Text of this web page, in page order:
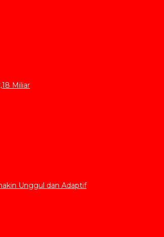
Miliar
Unggul dan Adaptif